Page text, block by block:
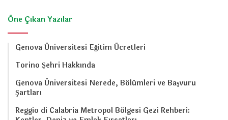
Öne Çıkan Yazılar
Genova Üniversitesi Eğitim Ücretleri
Torino Şehri Hakkında
Genova Üniversitesi Nerede, Bölümleri ve Başvuru
Şartları
Reggio di Calabria Metropol Bölgesi Gezi Rehberi: